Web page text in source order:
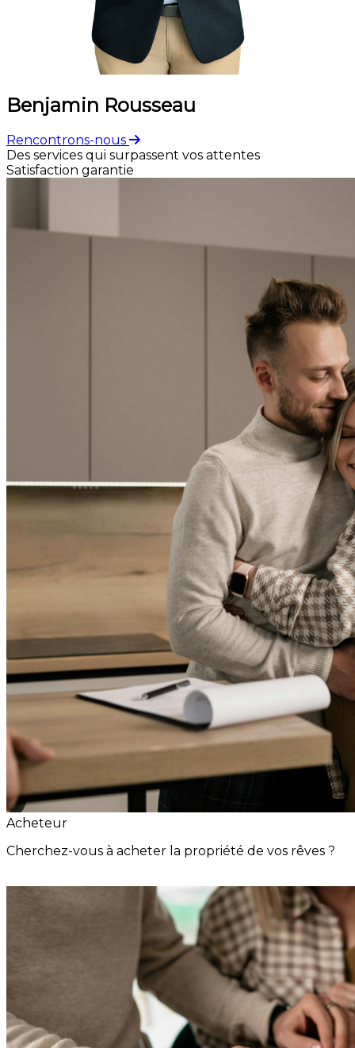
Benjamin Rousseau
Rencontrons-nous
Des services qui surpassent vos attentes
Satisfaction garantie
Acheteur
Cherchez-vous à acheter la propriété de vos rêves ?